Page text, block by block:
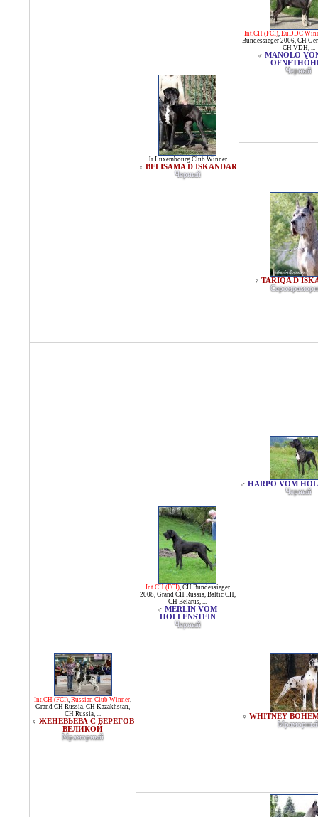
Jr Luxembourg Club Winner
♀ BELISAMA D'ISKANDAR
Черный
Int.CH (FCI), EuDDC
Bundessieger 2006, CH
CH VDH, ...
♂ MANOLO
Черный
♀ TARIQA
Int.CH (FCI), Russian Club Winner,
Grand CH Russia, CH Kazakhstan,
CH Russia, ...
♀ ЖЕНЕВЬЕВА С БЕРЕГОВ
ВЕЛИКОЙ
Мраморный
Int.CH (FCI), CH Bundessieger
2008, Grand CH Russia, Baltic CH,
CH Belarus, ...
♂ MERLIN VOM
HOLLENSTEIN
Черный
♂ HARPO VOM
Черный
♀ WHITNEY